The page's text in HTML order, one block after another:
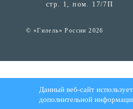
стр. 1, пом. 17/7П
© «Гилель» России 2026
Данный веб-сайт
дополнительной